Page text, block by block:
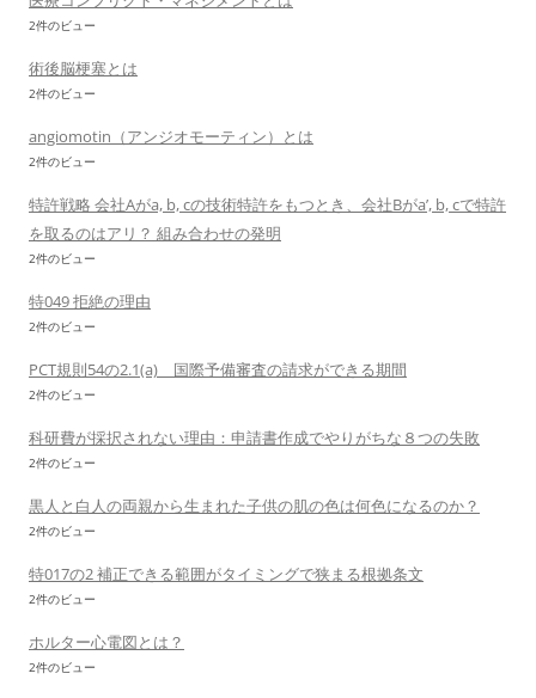
2件のビュー
術後脳梗塞とは
2件のビュー
angiomotin（アンジオモーティン）とは
2件のビュー
特許戦略 会社Aがa, b, cの技術特許をもつとき、会社Bがa’, b, cで特許
を取るのはアリ？ 組み合わせの発明
2件のビュー
特049 拒絶の理由
2件のビュー
PCT規則54の2.1(a) 国際予備審査の請求ができる期間
2件のビュー
科研費が採択されない理由：申請書作成でやりがちな８つの失敗
2件のビュー
黒人と白人の両親から生まれた子供の肌の色は何色になるのか？
2件のビュー
特017の2 補正できる範囲がタイミングで狭まる根拠条文
2件のビュー
ホルター心電図とは？
2件のビュー